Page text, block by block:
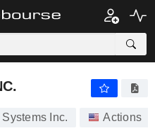
Inc. Actions